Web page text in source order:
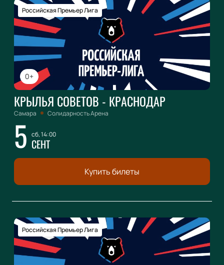
0+
Российская Премьер Лига
КРЫЛЬЯ СОВЕТОВ - КРАСНОДАР
Самара Солидарность Арена
5 сб, 14:00
СЕНТ
Купить билеты
Российская Премьер Лига